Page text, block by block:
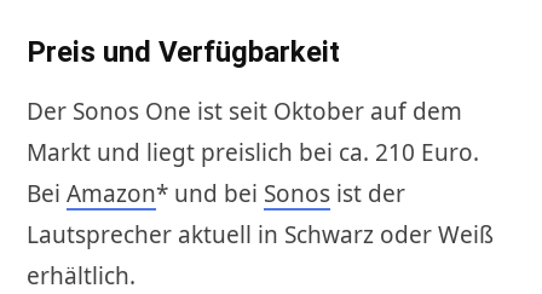
Preis und Verfügbarkeit
Der Sonos One ist seit Oktober auf dem
Markt und liegt preislich bei ca. 210 Euro.
Bei Amazon* und bei Sonos ist der
Lautsprecher aktuell in Schwarz oder Weiß
erhältlich.